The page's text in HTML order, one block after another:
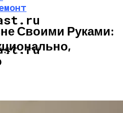
И РЕМОНТ
Своими Руками: